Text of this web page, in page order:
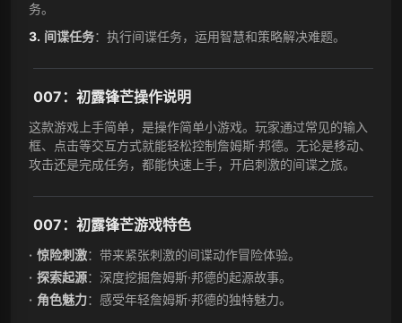
务。
间谍任务：执行间谍任务，运用智慧和策略解决难题。
007：初露锋芒操作说明
这款游戏上手简单，是操作简单小游戏。玩家通过常见的输入
框、点击等交互方式就能轻松控制詹姆斯·邦德。无论是移动、
攻击还是完成任务，都能快速上手，开启刺激的间谍之旅。
007：初露锋芒游戏特色
惊险刺激：带来紧张刺激的间谍动作冒险体验。
探索起源：深度挖掘詹姆斯·邦德的起源故事。
角色魅力：感受年轻詹姆斯·邦德的独特魅力。